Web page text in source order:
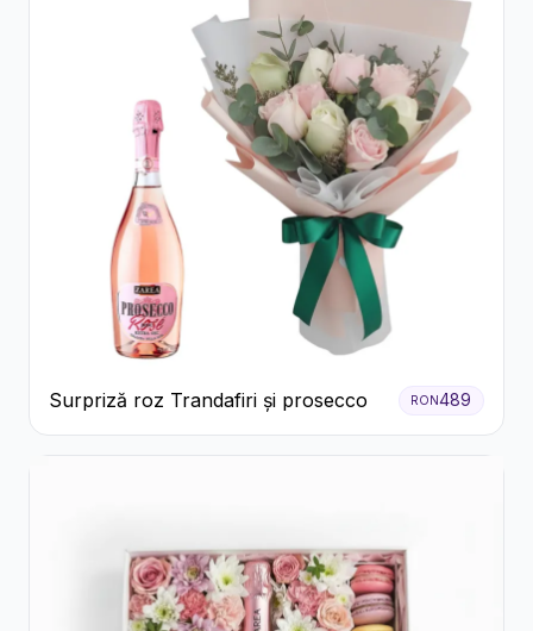
Surpriză roz Trandafiri și prosecco RON489